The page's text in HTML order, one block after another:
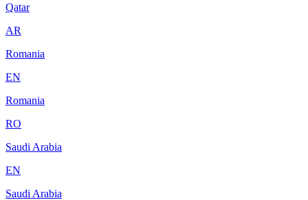
Qatar
AR
Romania
EN
Romania
RO
Saudi Arabia
EN
Saudi Arabia